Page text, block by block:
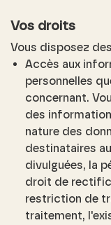
Vos droits
Vous disposez
Accès aux
personnelles
concernant.
des
nature des
destinataires
divulguées, la
droit de
restriction de
traitement,